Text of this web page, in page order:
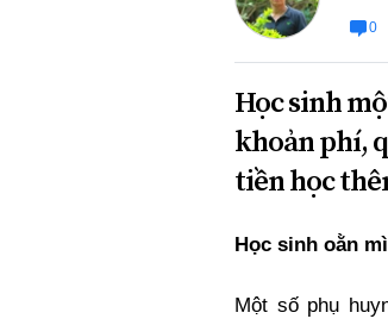
0
Học sinh
khoản phí,
tiền học
Học sinh oằn
Một số phụ